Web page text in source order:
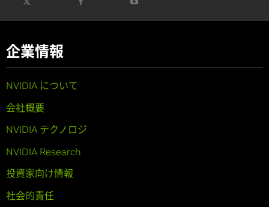
企業情報
NVIDIA について
会社概要
NVIDIA テクノロジ
NVIDIA Research
投資家向け情報
社会的責任